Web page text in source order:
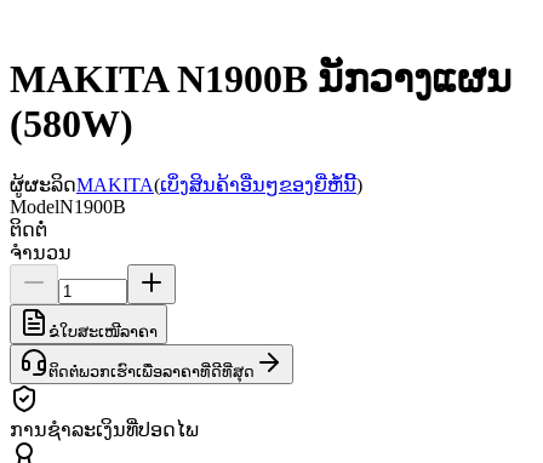
MAKITA N1900B ນັກວາງແຜນ
(580W)
ຜູ້ຜະລິດMAKITA(ເບິ່ງສິນຄ້າອື່ນໆຂອງຍີ່ຫໍ້ນີ້)
ModelN1900B
ຕິດຕໍ່
ຈຳນວນ
ຂໍໃບສະເໜີລາຄາ
ຕິດຕໍ່ພວກເຮົາເພື່ອລາຄາທີ່ດີທີ່ສຸດ
ການຊຳລະເງິນທີ່ປອດໄພ